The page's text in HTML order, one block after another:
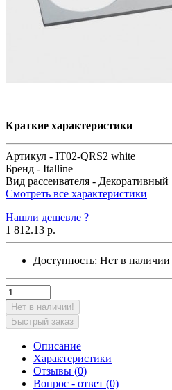
Краткие характеристики
Артикул - IT02-QRS2 white
Бренд - Italline
Вид рассеивателя - Декоративный
Смотреть все характеристики
Нашли дешевле ?
1 812.13 р.
Доступность: Нет в наличии
Нет в наличии!
Быстрый заказ
Описание
Характеристики
Отзывы (0)
Вопрос - ответ (0)